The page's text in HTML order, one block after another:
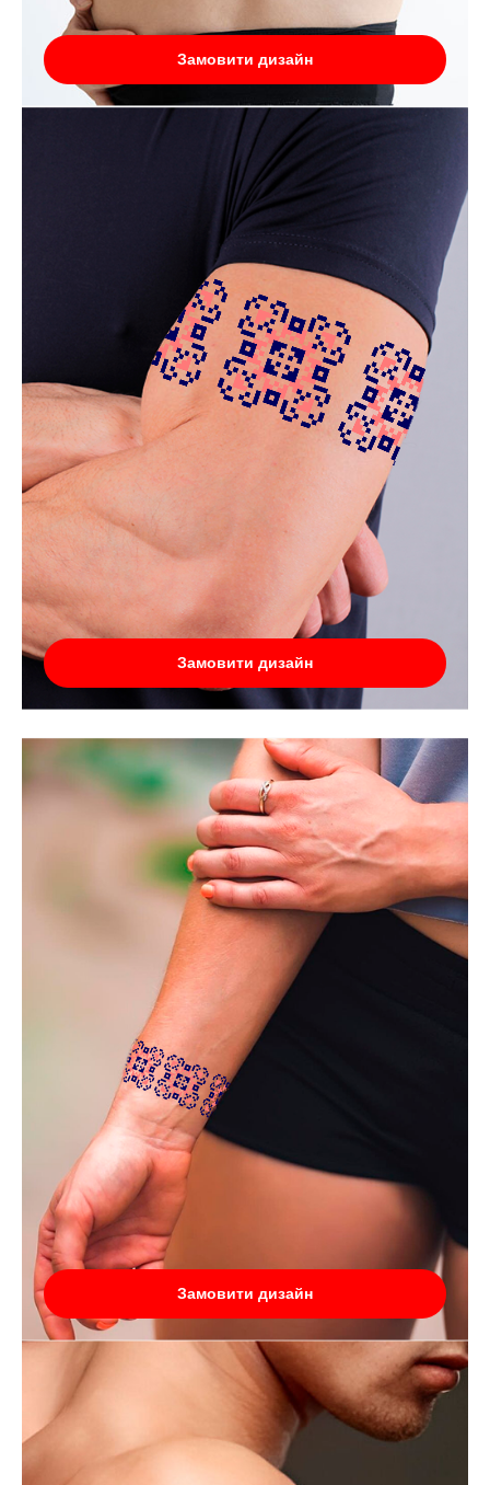
Замовити дизайн
Замовити дизайн
Замовити дизайн